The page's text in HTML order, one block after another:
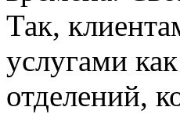
Так,
услугами
отделений,